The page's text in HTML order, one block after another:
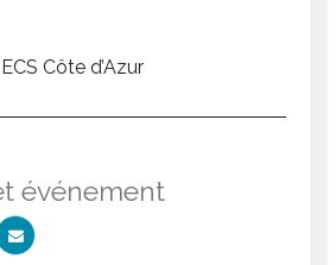
Côte d’Azur
événement